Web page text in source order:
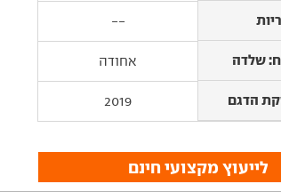
שלדה
הדגם
--
שלדה אחודה
הדגם 2019
לייעוץ מקצועי חינם